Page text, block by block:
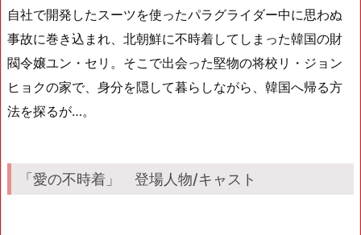
自社で開発したスーツを使ったパラグライダー中に思わぬ
事故に巻き込まれ、北朝鮮に不時着してしまった韓国の財
閥令嬢ユン・セリ。そこで出会った堅物の将校リ・ジョン
ヒョクの家で、身分を隠して暮らしながら、韓国へ帰る方
法を探るが…。
「愛の不時着」 登場人物/キャスト